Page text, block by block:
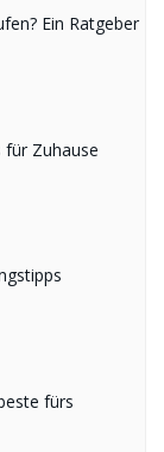
Ein Ratgeber
für Zuhause
fürs